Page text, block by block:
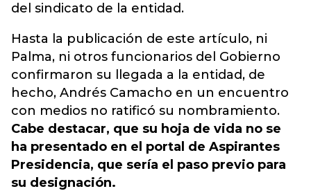
del sindicato de la entidad.
Hasta la publicación de este artículo, ni
Palma, ni otros funcionarios del Gobierno
confirmaron su llegada a la entidad, de
hecho, Andrés Camacho en un encuentro
con medios no ratificó su nombramiento.
Cabe destacar, que su hoja de vida no se
ha presentado en el portal de Aspirantes
Presidencia, que sería el paso previo para
su designación.